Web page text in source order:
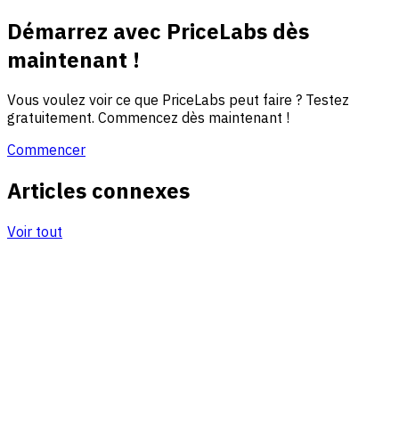
Démarrez avec PriceLabs dès
maintenant !
Vous voulez voir ce que PriceLabs peut faire ? Testez
gratuitement. Commencez dès maintenant !
Commencer
Articles connexes
Voir tout